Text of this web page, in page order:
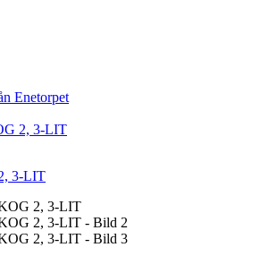
Enetorpet
2, 3-LIT